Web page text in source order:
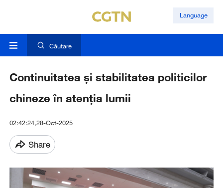
Language
Căutare
Continuitatea și stabilitatea politicilor
chineze în atenția lumii
02:42:24,28-Oct-2025
Share